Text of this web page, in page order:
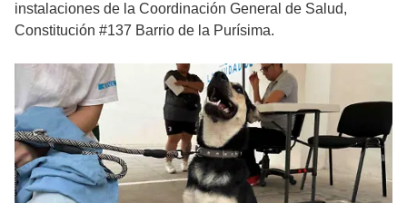
instalaciones de la Coordinación General de Salud,
Constitución #137 Barrio de la Purísima.